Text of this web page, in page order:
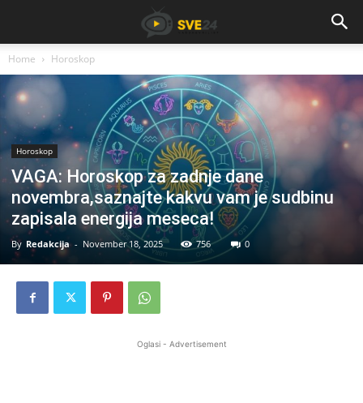
Home Horoskop
Horoskop
VAGA: Horoskop za zadnje dane
novembra,saznajte kakvu vam je sudbinu
zapisala energija meseca!
By Redakcija - November 18, 2025 756 0
Oglasi - Advertisement